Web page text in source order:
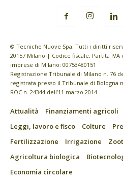
© Tecniche Nuove Spa. Tutti i diritti
20157 Milano | Codice fiscale, Partita
imprese di Milano: 00753480151
Registrazione Tribunale di Milano n. 76
registrata presso il Tribunale di Bologna
ROC n. 24344 dell’11 marzo 2014
Attualità Finanziamenti agricoli
Leggi, lavoro e fisco
Colture
Fertilizzazione
Irrigazione
Agricoltura biologica
Economia circolare